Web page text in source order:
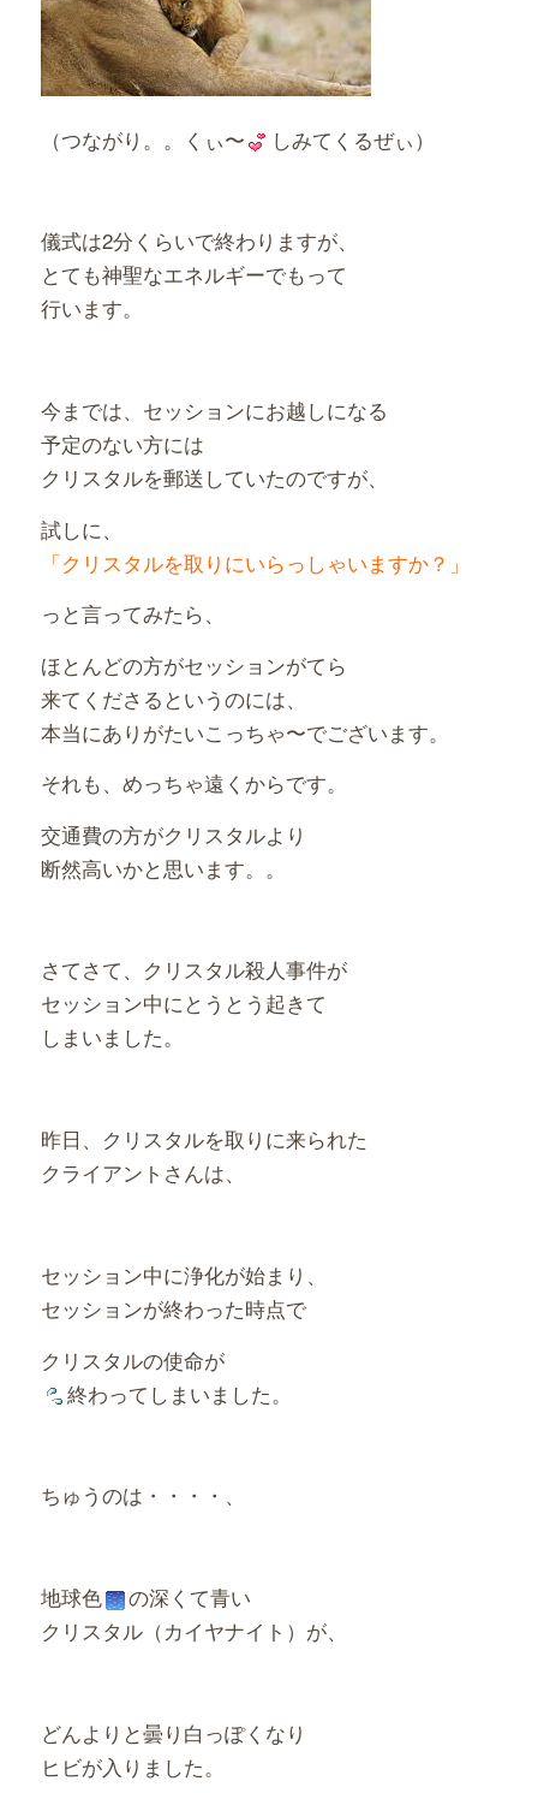
（つながり。。くぃ〜 しみてくるぜぃ）
儀式は2分くらいで終わりますが、
とても神聖なエネルギーでもって
行います。
今までは、セッションにお越しになる
予定のない方には
クリスタルを郵送していたのですが、
試しに、
「クリスタルを取りにいらっしゃいますか？」
っと言ってみたら、
ほとんどの方がセッションがてら
来てくださるというのには、
本当にありがたいこっちゃ〜でございます。
それも、めっちゃ遠くからです。
交通費の方がクリスタルより
断然高いかと思います。。
さてさて、クリスタル殺人事件が
セッション中にとうとう起きて
しまいました。
昨日、クリスタルを取りに来られた
クライアントさんは、
セッション中に浄化が始まり、
セッションが終わった時点で
クリスタルの使命が
終わってしまいました。
ちゅうのは・・・・、
地球色
の深くて青い
クリスタル（カイヤナイト）が、
どんよりと曇り白っぽくなり
ヒビが入りました。